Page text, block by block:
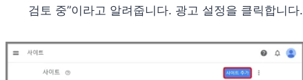
검토 중”이라고 알려줍니다. 광고 설정을 클릭합니다.